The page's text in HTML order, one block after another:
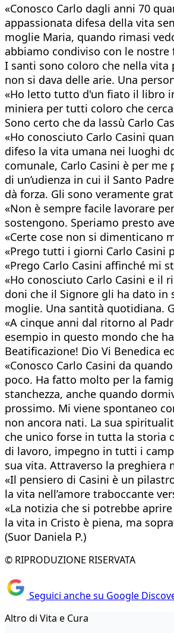
«Conosco Carlo dagli anni 70
appassionata difesa della vita
moglie Maria, quando rimasi
abbiamo condiviso con le
I santi sono coloro che nella vita
non si dava delle arie. Una
«Ho letto tutto d'un fiato il libro
miniera per tutti coloro che
Sono certo che da lassù Carlo
«Ho conosciuto Carlo Casini
difeso la vita umana nei luoghi
comunale, Carlo Casini è per
di un’udienza in cui il Santo
dà forza. Gli sono veramente
«Non è sempre facile lavorare
sostengono. Speriamo presto
«Certe cose non si dimenticano
«Prego tutti i giorni Carlo Casini
«Prego Carlo Casini affinché mi
«Ho conosciuto Carlo Casini e il
doni che il Signore gli ha dato in
moglie. Una santità quotidiana.
«A cinque anni dal ritorno al
esempio in questo mondo che
Beatificazione! Dio Vi Benedica
«Conosco Carlo Casini da
poco. Ha fatto molto per la
stanchezza, anche quando
prossimo. Mi viene spontaneo
non ancora nati. La sua
che unico forse in tutta la storia
di lavoro, impegno in tutti i
sua vita. Attraverso la preghiera
«Il pensiero di Casini è un
la vita nell’amore traboccante
«La notizia che si potrebbe
la vita in Cristo è piena, ma
(Suor Daniela P.)
© RIPRODUZIONE RISERVATA
Seguici anche su Google
Altro di Vita e Cura